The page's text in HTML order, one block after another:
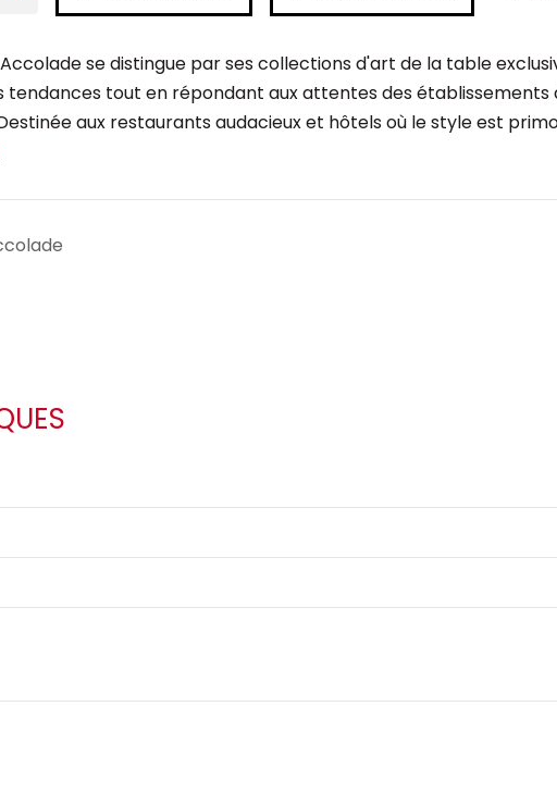
se distingue par ses collections d'art de la table
tendances tout en répondant aux attentes des établissements
aux restaurants audacieux et hôtels où le style est